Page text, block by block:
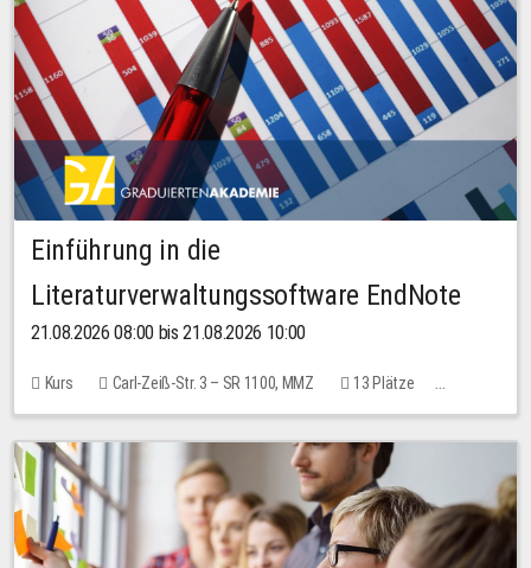
Einführung in die
Literaturverwaltungssoftware EndNote
21.08.2026 08:00 bis 21.08.2026 10:00
Kurs Carl-Zeiß-Str. 3 – SR 1100, MMZ
13 Plätze
10,00 EUR